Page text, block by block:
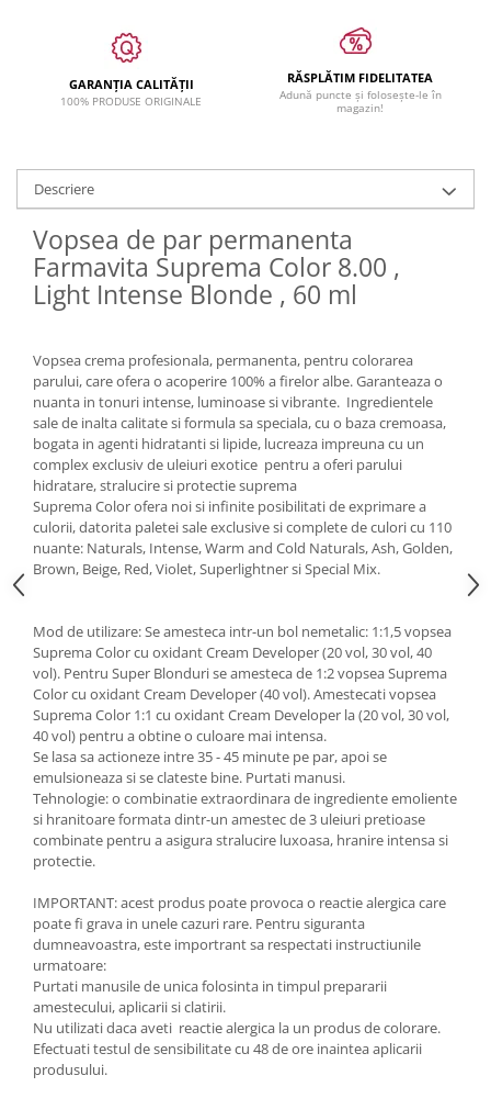
GARANȚIA CALITĂȚII
100% PRODUSE ORIGINALE
RĂSPLĂTIM FIDELITATEA
Adună puncte și folosește-le în
magazin!
Descriere
Vopsea de par permanenta
Farmavita Suprema Color 8.00 ,
Light Intense Blonde , 60 ml
Vopsea crema profesionala, permanenta, pentru colorarea
parului, care ofera o acoperire 100% a firelor albe. Garanteaza o
nuanta in tonuri intense, luminoase si vibrante. Ingredientele
sale de inalta calitate si formula sa speciala, cu o baza cremoasa,
bogata in agenti hidratanti si lipide, lucreaza impreuna cu un
complex exclusiv de uleiuri exotice pentru a oferi parului
hidratare, stralucire si protectie suprema
Suprema Color ofera noi si infinite posibilitati de exprimare a
culorii, datorita paletei sale exclusive si complete de culori cu 110
nuante: Naturals, Intense, Warm and Cold Naturals, Ash, Golden,
Brown, Beige, Red, Violet, Superlightner si Special Mix.
Mod de utilizare: Se amesteca intr-un bol nemetalic: 1:1,5 vopsea
Suprema Color cu oxidant Cream Developer (20 vol, 30 vol, 40
vol). Pentru Super Blonduri se amesteca de 1:2 vopsea Suprema
Color cu oxidant Cream Developer (40 vol). Amestecati vopsea
Suprema Color 1:1 cu oxidant Cream Developer la (20 vol, 30 vol,
40 vol) pentru a obtine o culoare mai intensa.
Se lasa sa actioneze intre 35 - 45 minute pe par, apoi se
emulsioneaza si se clateste bine. Purtati manusi.
Tehnologie: o combinatie extraordinara de ingrediente emoliente
si hranitoare formata dintr-un amestec de 3 uleiuri pretioase
combinate pentru a asigura stralucire luxoasa, hranire intensa si
protectie.
IMPORTANT: acest produs poate provoca o reactie alergica care
poate fi grava in unele cazuri rare. Pentru siguranta
dumneavoastra, este importrant sa respectati instructiunile
urmatoare:
Purtati manusile de unica folosinta in timpul prepararii
amestecului, aplicarii si clatirii.
Nu utilizati daca aveti reactie alergica la un produs de colorare.
Efectuati testul de sensibilitate cu 48 de ore inaintea aplicarii
produsului.